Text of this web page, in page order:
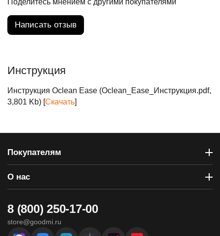
Написать отзыв
Инструкция
Инструкция Oclean Ease (Oclean_Ease_Инструкция.pdf,
3,801 Kb) [Скачать]
Покупателям
О нас
8 (800) 250-17-00
store@goodmi.ru